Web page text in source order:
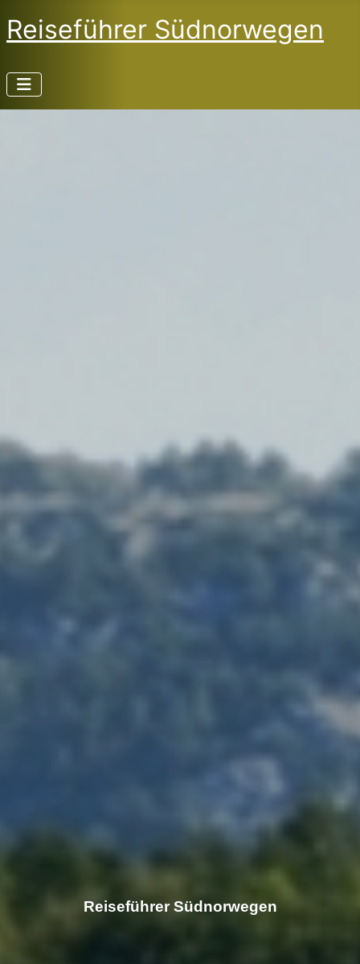
Reiseführer Südnorwegen
Reiseführer Südnorwegen